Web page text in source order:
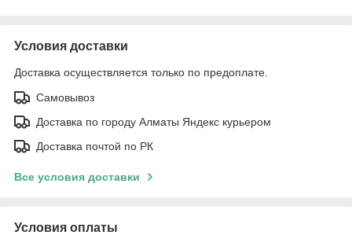
Условия доставки
Доставка осуществляется только по предоплате.
Самовывоз
Доставка по городу Алматы Яндекс курьером
Доставка почтой по РК
Все условия доставки
Условия оплаты